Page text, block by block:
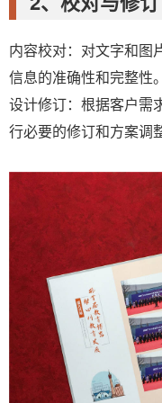
内容校对：对文字和图
信息的准确性和完整性。
设计修订：根据客户需
行必要的修订和方案调